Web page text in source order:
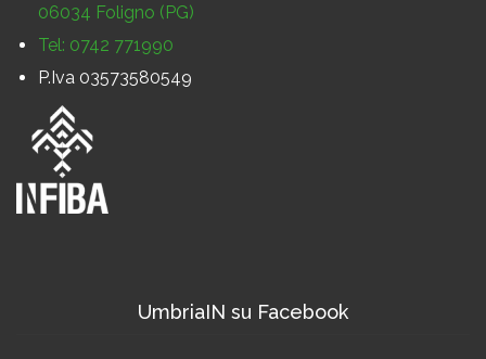
06034 Foligno (PG)
Tel: 0742 771990
P.Iva 03573580549
UmbriaIN su Facebook